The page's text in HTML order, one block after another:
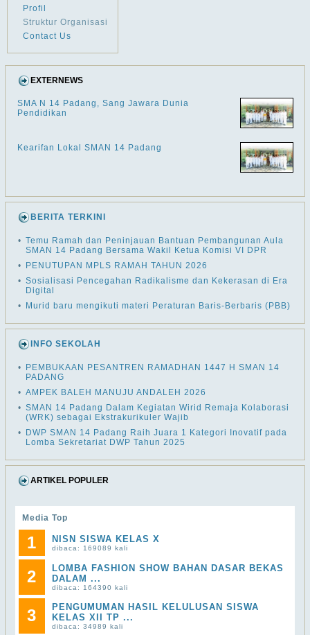
Profil
Struktur Organisasi
Contact Us
EXTERNEWS
SMA N 14 Padang, Sang Jawara Dunia
Pendidikan
Kearifan Lokal SMAN 14 Padang
BERITA TERKINI
• Temu Ramah dan Peninjauan Bantuan Pembangunan Aula
SMAN 14 Padang Bersama Wakil Ketua Komisi VI DPR
•
PENUTUPAN MPLS RAMAH TAHUN 2026
• Sosialisasi Pencegahan Radikalisme dan Kekerasan di Era
Digital
•
Murid baru mengikuti materi Peraturan Baris-Berbaris (PBB)
INFO SEKOLAH
•
PEMBUKAAN PESANTREN RAMADHAN 1447 H SMAN 14
PADANG
• AMPEK BALEH MANUJU ANDALEH 2026
• SMAN 14 Padang Dalam Kegiatan Wirid Remaja Kolaborasi
(WRK) sebagai Ekstrakurikuler Wajib
•
DWP SMAN 14 Padang Raih Juara 1 Kategori Inovatif pada
Lomba Sekretariat DWP Tahun 2025
ARTIKEL POPULER
Media Top
1 NISN SISWA KELAS X
dibaca: 169089 kali
2
LOMBA FASHION SHOW BAHAN DASAR BEKAS
DALAM ...
dibaca: 164390 kali
3
PENGUMUMAN HASIL KELULUSAN SISWA
KELAS XII TP ...
dibaca: 34989 kali